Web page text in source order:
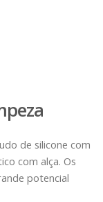
de silicone com
com alça. Os
potencial